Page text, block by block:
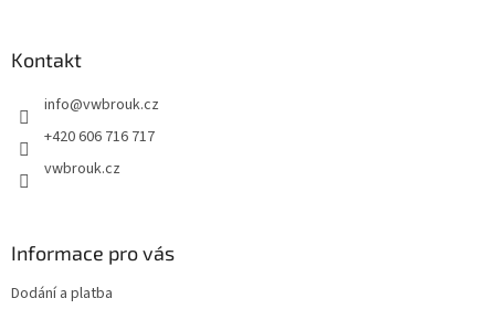
Kontakt
info@vwbrouk.cz
+420 606 716 717
vwbrouk.cz
Informace pro vás
Dodání a platba